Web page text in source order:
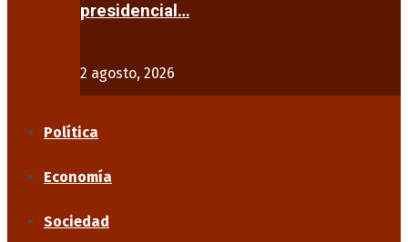
presidencial…
2 agosto, 2026
Política
Economía
Sociedad